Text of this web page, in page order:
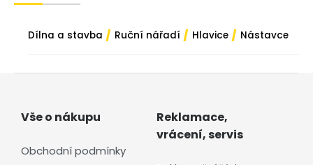
Dílna a stavba / Ruční nářadí / Hlavice / Nástavce
Vše o nákupu
Obchodní podmínky
Reklamace,
vrácení, servis